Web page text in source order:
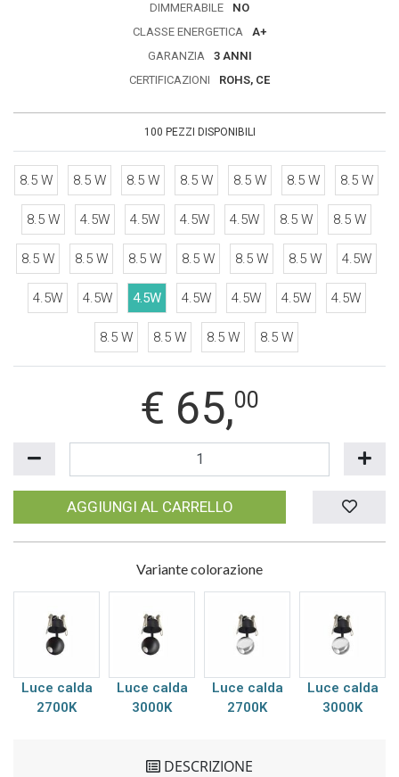
DIMMERABILE
NO
CLASSE ENERGETICA
A+
GARANZIA
3 ANNI
CERTIFICAZIONI
ROHS, CE
100 PEZZI DISPONIBILI
8.5 W 8.5 W 8.5 W 8.5 W 8.5 W 8.5 W 8.5 W
8.5 W 4.5W 4.5W 4.5W 4.5W 8.5 W 8.5 W
8.5 W 8.5 W 8.5 W 8.5 W 8.5 W 8.5 W 4.5W
4.5W 4.5W 4.5W 4.5W 4.5W 4.5W 4.5W
8.5 W 8.5 W 8.5 W 8.5 W
€ 65,00
AGGIUNGI AL CARRELLO
Variante colorazione
Luce calda
2700K
Luce calda
3000K
Luce calda
2700K
Luce calda
3000K
DESCRIZIONE